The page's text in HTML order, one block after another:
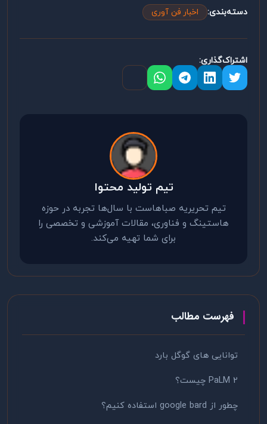
دسته‌بندی: اخبار فن آوری
اشتراک‌گذاری:
تیم تولید محتوا
تیم تحریریه صباهاست با سال‌ها تجربه در حوزه
هاستینگ و فناوری، مقالات آموزشی و تخصصی را
برای شما تهیه می‌کند.
فهرست مطالب
توانایی های گوگل بارد
PaLM 2 چیست؟
چطور از google bard استفاده کنیم؟